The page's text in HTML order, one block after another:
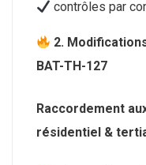
contrôles par
2.
BAT-TH-127
Raccordement
résidentiel &